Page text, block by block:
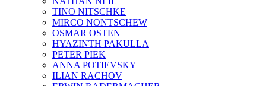
TINO NITSCHKE
MIRCO NONTSCHEW
OSMAR OSTEN
HYAZINTH PAKULLA
PETER PIEK
ANNA POTIEVSKY
ILIAN RACHOV